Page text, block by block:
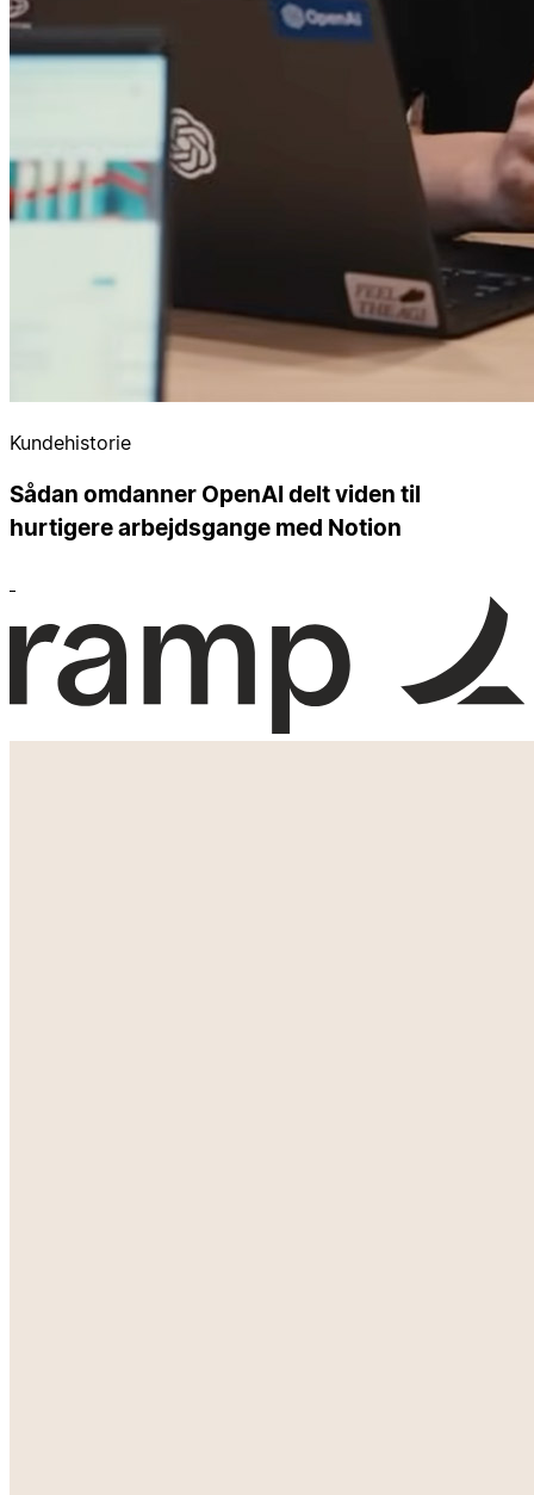
Kundehistorie
Sådan omdanner OpenAI delt viden til
hurtigere arbejdsgange med Notion